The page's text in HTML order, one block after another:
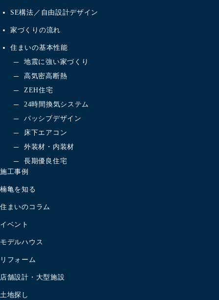
SE構法／自由設計デザイン
家づくりの流れ
住まいの基本性能
地震に強い家づくり
高気密高断熱
ZEH住宅
24時間換気システム
パッシブデザイン
床下エアコン
外装材・内装材
長期優良住宅
施工事例
楠亀を知る
住まいのコラム
イベント
モデルハウス
リフォーム
店舗設計・大型施設
土地探し